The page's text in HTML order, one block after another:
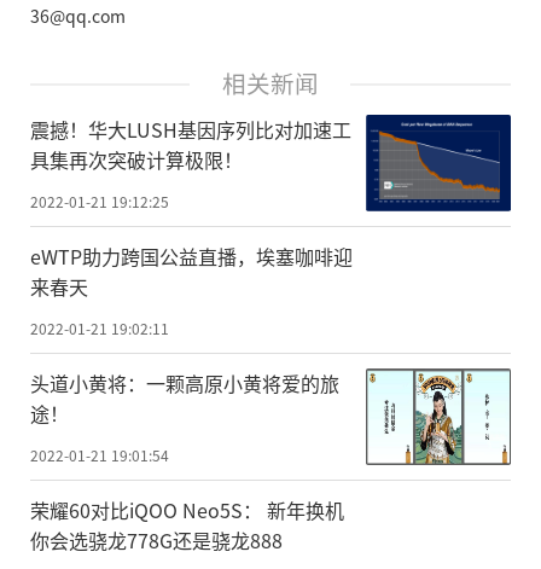
36@qq.com
相关新闻
震撼！华大LUSH基因序列比对加速工
具集再次突破计算极限！
2022-01-21 19:12:25
eWTP助力跨国公益直播，埃塞咖啡迎
来春天
2022-01-21 19:02:11
头道小黄将：一颗高原小黄将爱的旅
途！
2022-01-21 19:01:54
荣耀60对比iQOO Neo5S： 新年换机
你会选骁龙778G还是骁龙888